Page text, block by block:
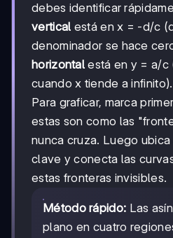
debes identificar
vertical está en x = -d/c
denominador se hace
horizontal está en y = a/c
cuando x tiende a infinito).
Para graficar, marca
estas son como las
nunca cruza. Luego
clave y conecta las
estas fronteras invisibles.
Método rápido: Las
plano en cuatro